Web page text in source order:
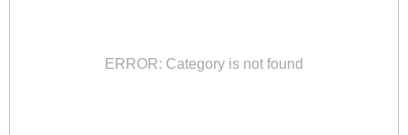
ERROR: Category is not found